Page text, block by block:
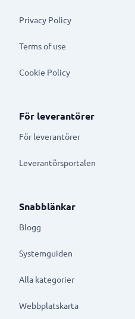
Privacy Policy
Terms of use
Cookie Policy
För leverantörer
För leverantörer
Leverantörsportalen
Snabblänkar
Blogg
Systemguiden
Alla kategorier
Webbplatskarta